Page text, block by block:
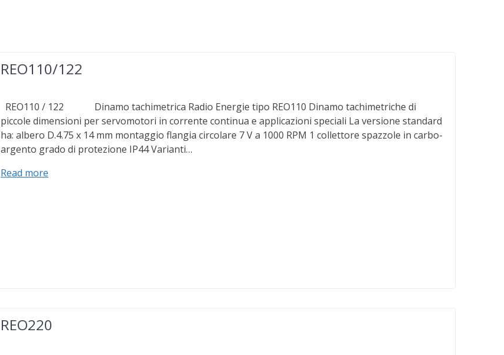
REO110/122
REO110 / 122 Dinamo tachimetrica Radio Energie tipo REO110 Dinamo tachimetriche di
piccole dimensioni per servomotori in corrente continua e applicazioni speciali La versione standard
ha: albero D.4.75 x 14 mm montaggio flangia circolare 7 V a 1000 RPM 1 collettore spazzole in carbo-
argento grado di protezione IP44 Varianti…
Read more
REO220